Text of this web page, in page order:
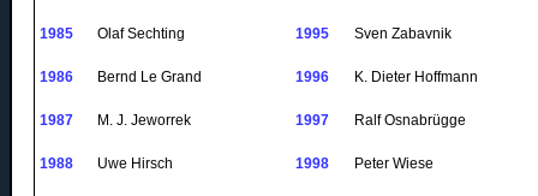
1985 OlafSechting 1995 Sven Zabavnik
1986 Bernd Le Grand 1996 K. Dieter Hoffmann
1987 M. J. Jeworrek 1997 RalfOsnabrügge
1988 Uwe Hirsch 1998 Peter Wiese